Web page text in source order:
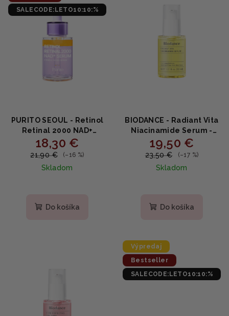
SALECODE:LETO10:10:%
PURITO SEOUL - Retinol
Retinal 2000 NAD+
Serum - obnovujúce
protivráskové sérum s
retinolom, retinalom a
NAD+ 30ml
18,30 €
21,90 € (–16 %)
Skladom
produktu
Do košíka
BIODANCE - Radiant Vita
Niacinamide Serum -
Rozjasňujúce sérum s
20% niacínamidom,
ananásovou vodou a
glutatiónom 30ml
19,50 €
23,50 € (–17 %)
Skladom
Do košíka
Výpredaj
Bestseller
SALECODE:LETO10:10:%